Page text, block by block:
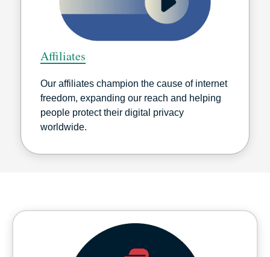
Affiliates
Our affiliates champion the cause of internet
freedom, expanding our reach and helping
people protect their digital privacy
worldwide.